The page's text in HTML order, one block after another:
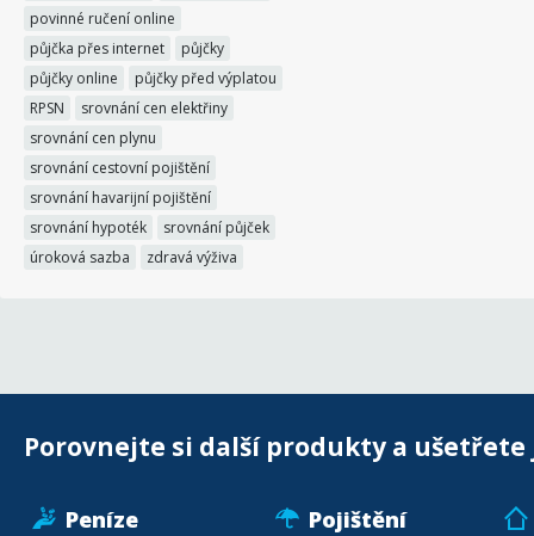
povinné ručení online
půjčka přes internet
půjčky
půjčky online
půjčky před výplatou
RPSN
srovnání cen elektřiny
srovnání cen plynu
srovnání cestovní pojištění
srovnání havarijní pojištění
srovnání hypoték
srovnání půjček
úroková sazba
zdravá výživa
Porovnejte si další produkty a ušetřete
Peníze Pojištění